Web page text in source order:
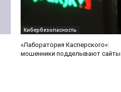
Кибербезопасность
«Лаборатория Касперского»:
мошенники подделывают сайты